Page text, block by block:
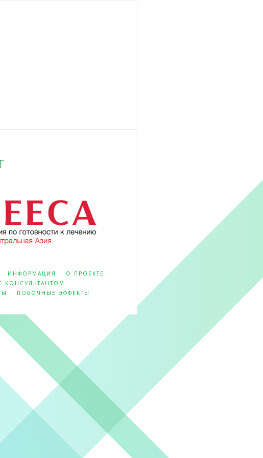
ИНФОРМАЦИЯ
О ПРОЕКТЕ
КОНСУЛЬТАНТОМ
ПОБОЧНЫЕ ЭФФЕКТЫ